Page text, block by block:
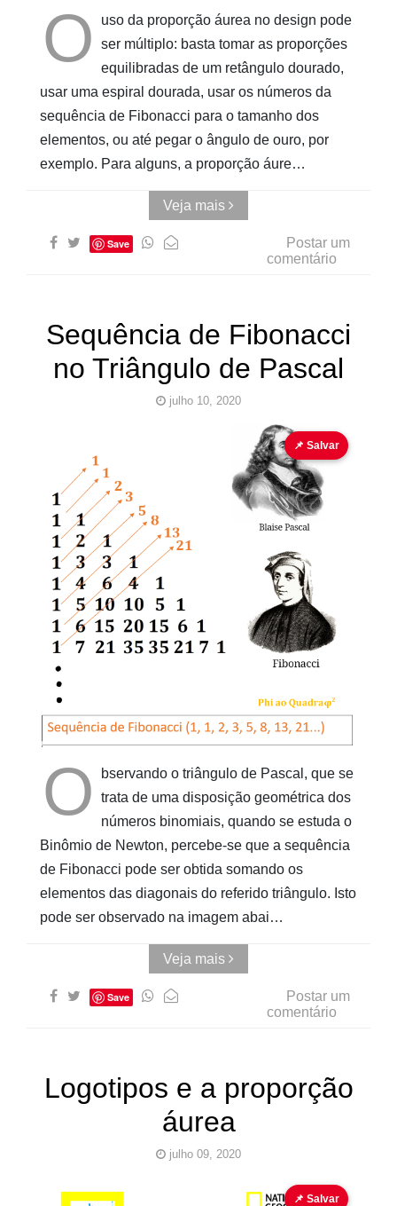
O
uso da proporção áurea no design pode
ser múltiplo: basta tomar as proporções
equilibradas de um retângulo dourado,
usar uma espiral dourada, usar os números da
sequência de Fibonacci para o tamanho dos
elementos, ou até pegar o ângulo de ouro, por
exemplo. Para alguns, a proporção áure…
Veja mais
Save
Postar um
comentário
Sequência de Fibonacci
no Triângulo de Pascal
julho 10, 2020
do
AUwe
📌 Salvar
O
bservando o triângulo de Pascal, que se
trata de uma disposição geométrica dos
números binomiais, quando se estuda o
Binômio de Newton, percebe-se que a sequência
de Fibonacci pode ser obtida somando os
elementos das diagonais do referido triângulo. Isto
pode ser observado na imagem abai…
Veja mais
Save
Postar um
comentário
Logotipos e a proporção
áurea
julho 09, 2020
📌 Salvar